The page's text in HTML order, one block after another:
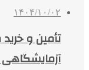
۱۴۰۴/۱۰/۰۲
تأمین و